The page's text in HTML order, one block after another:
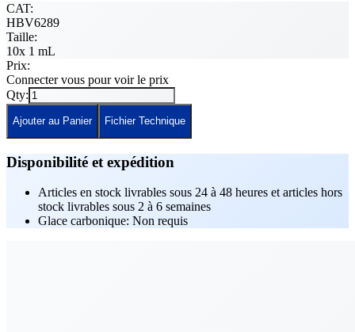
CAT:
HBV6289
Taille:
10x 1 mL
Prix:
Connecter vous pour voir le prix
Qty:
Ajouter au Panier Fichier Technique
Disponibilité et expédition
Articles en stock livrables sous 24 à 48 heures et articles hors
stock livrables sous 2 à 6 semaines
Glace carbonique: Non requis